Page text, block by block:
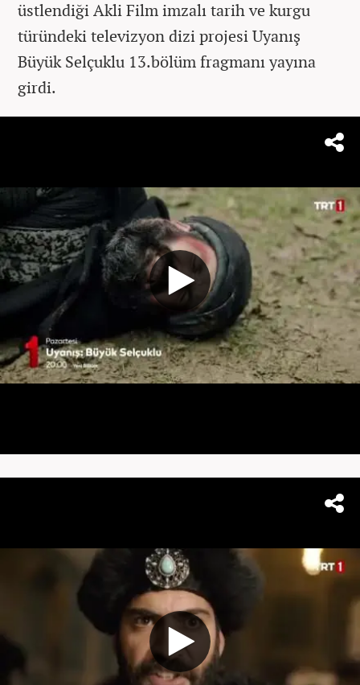
üstlendiği Akli Film imzalı tarih ve kurgu
türündeki televizyon dizi projesi Uyanış
Büyük Selçuklu 13.bölüm fragmanı yayına
girdi.